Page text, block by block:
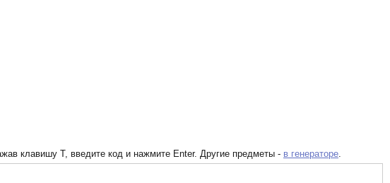
клавишу T, введите код и нажмите Enter. Другие предметы - в генераторе